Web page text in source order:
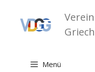
Inhalt
springen
Menü